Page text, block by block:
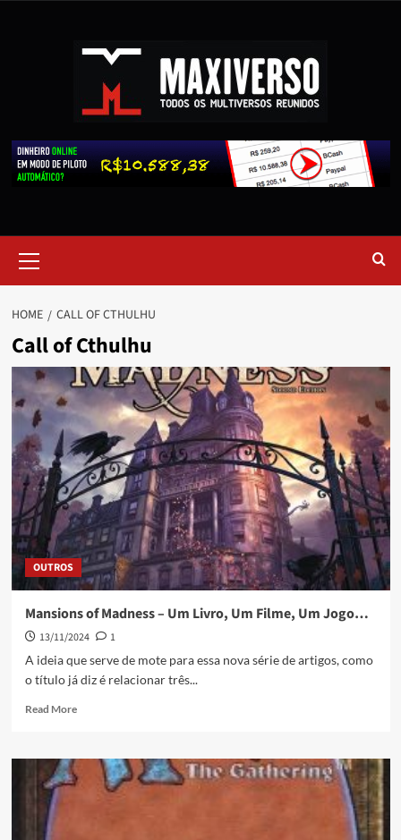
HOME CALL OF CTHULHU
Call of Cthulhu
OUTROS
Mansions of Madness – Um Livro, Um Filme, Um Jogo…
13/11/2024
1
A ideia que serve de mote para essa nova série de artigos, como
o título já diz é relacionar três...
Read More